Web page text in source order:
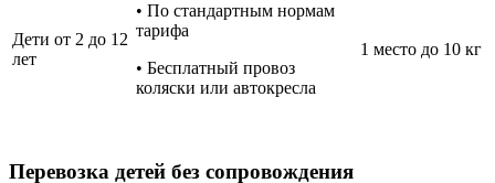
Дети от 2 до 12
лет
• По стандартным нормам
тарифа
• Бесплатный провоз
коляски или автокресла
1 место до 10 кг
Перевозка детей без сопровождения